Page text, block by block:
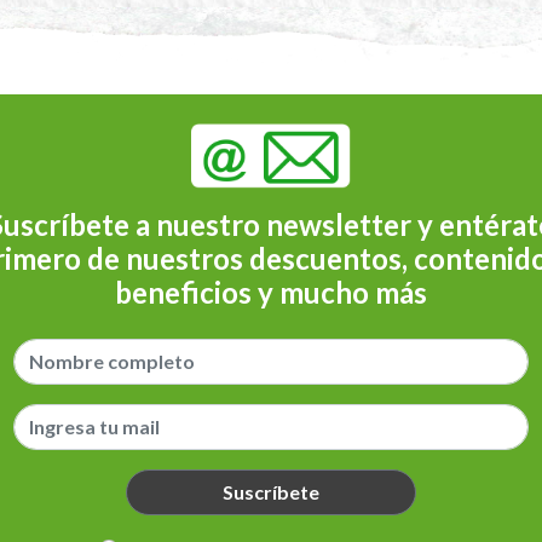
a nuestro newsletter y
de nuestros descuentos,
beneficios y mucho más
Suscríbete